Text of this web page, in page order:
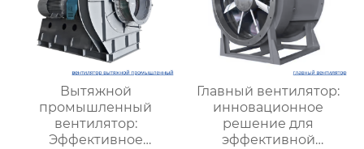
Вытяжной
промышленный
вентилятор:
Эффективное
Главный вентилятор:
инновационное
решение для
эффективной